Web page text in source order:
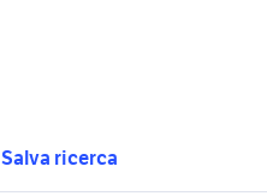
Salva ricerca